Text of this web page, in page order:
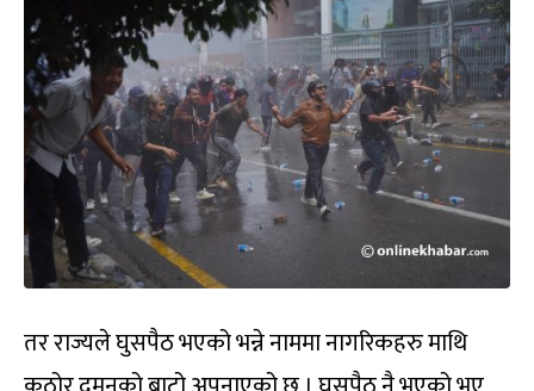
तर राज्यले घुसपैठ भएको भन्ने नाममा नागरिकहरु माथि